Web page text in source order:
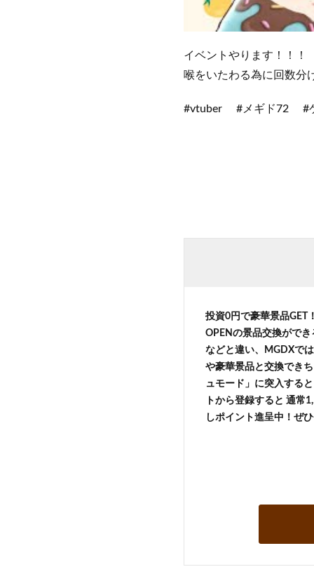
イベントやります！！！
喉をいたわる為に回数分
#vtuber #メギド72 #
投資0円で豪華景品GET
OPENの景品交換がで
などと違い、MGDXで
や豪華景品と交換でき
ュモード」に突入する
トから登録すると 通常
しポイント進呈中！ぜ